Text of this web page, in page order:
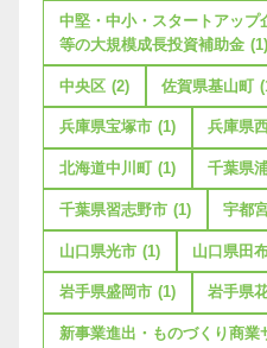
中堅・中小・スタートアッ
等の大規模成長投資補助金 (1)
中央区 (2) 佐賀県基山町
兵庫県宝塚市 (1) 兵庫県
北海道中川町 (1) 千葉県
千葉県習志野市 (1) 宇都
山口県光市 (1) 山口県田
岩手県盛岡市 (1) 岩手県
新事業進出・ものづくり商業